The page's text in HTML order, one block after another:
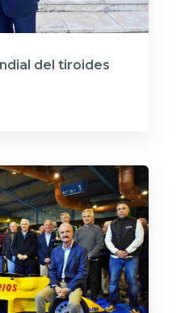
del tiroides